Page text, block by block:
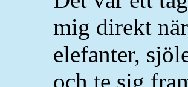
mig direkt
elefanter,
och te sig